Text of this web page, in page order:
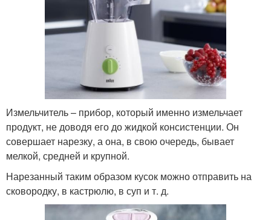
Измельчитель – прибор, который именно измельчает
продукт, не доводя его до жидкой консистенции. Он
совершает нарезку, а она, в свою очередь, бывает
мелкой, средней и крупной.
Нарезанный таким образом кусок можно отправить на
сковородку, в кастрюлю, в суп и т. д.